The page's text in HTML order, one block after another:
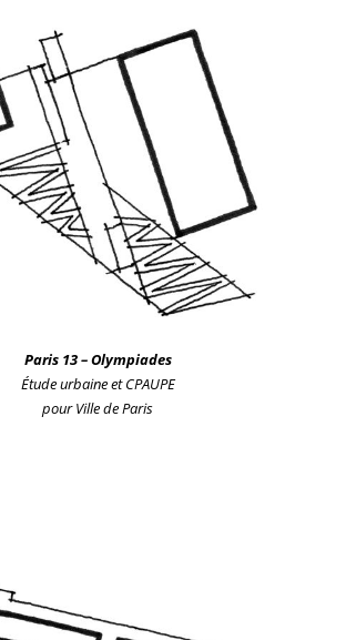
Paris13 – Olympiades
Étude urbaineet CPAUPE
pour Ville de Paris